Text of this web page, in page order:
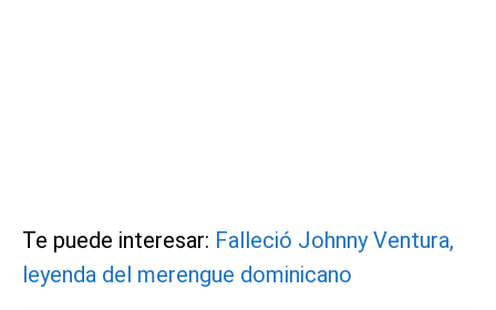
Te puede interesar: Falleció Johnny Ventura,
leyenda del merengue dominicano